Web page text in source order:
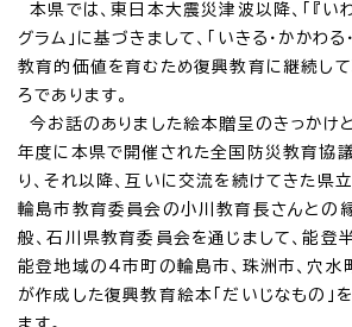
本県では、東日本大震災津波以降、「『い
グラム」に基づきまして、「いきる・かかわ
教育的価値を育むため復興教育に継続して
ろであります。
今お話のありました絵本贈呈のきっかけ
年度に本県で開催された全国防災教育協
り、それ以降、互いに交流を続けてきた県
輪島市教育委員会の小川教育長さんとの
般、石川県教育委員会を通じまして、能登
能登地域の4市町の輪島市、珠洲市、穴水
が作成した復興教育絵本「だいじなもの」
ます。